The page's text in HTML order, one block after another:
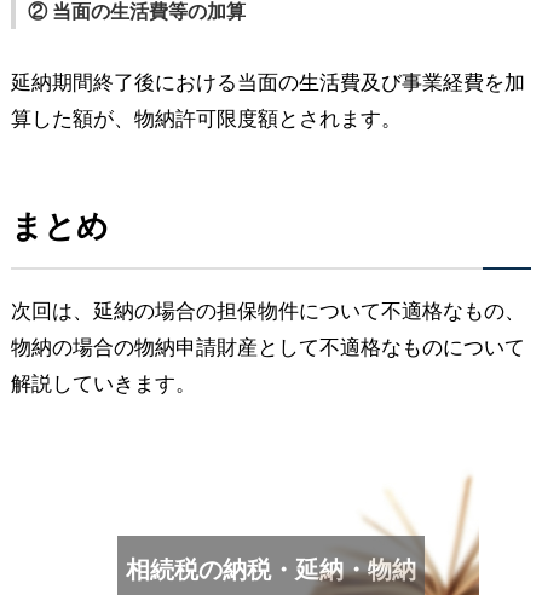
② 当面の生活費等の加算
延納期間終了後における当面の生活費及び事業経費を加
算した額が、物納許可限度額とされます。
まとめ
次回は、延納の場合の担保物件について不適格なもの、
物納の場合の物納申請財産として不適格なものについて
解説していきます。
相続税の納税・延納・物納